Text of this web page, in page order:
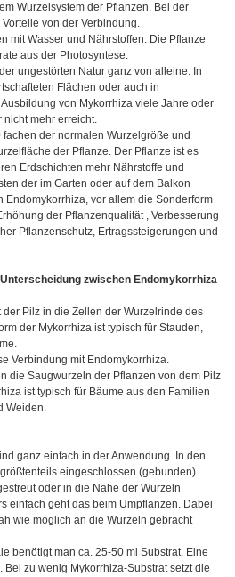
Wurzelsystem der Pflanzen. Bei der
von der Verbindung.
mit Wasser und Nährstoffen. Die Pflanze
aus der Photosyntese.
ungestörten Natur ganz von alleine. In
Flächen oder auch in
von Mykorrhiza viele Jahre oder
nicht mehr erreicht.
der normalen Wurzelgröße und
der Pflanze. Der Pflanze ist es
Erdschichten mehr Nährstoffe und
der im Garten oder auf dem Balkon
Endomykorrhiza, vor allem die Sonderform
der Pflanzenqualität , Verbesserung
Pflanzenschutz, Ertragssteigerungen und
zwischen Endomykorrhiza
der Pilz in die Zellen der Wurzelrinde des
der Mykorrhiza ist typisch für Stauden,
Verbindung mit Endomykorrhiza.
die Saugwurzeln der Pflanzen von dem Pilz
ist typisch für Bäume aus den Familien
Weiden.
ganz einfach in der Anwendung. In den
eingeschlossen (gebunden).
oder in die Nähe der Wurzeln
einfach geht das beim Umpflanzen. Dabei
wie möglich an die Wurzeln gebracht
benötigt man ca. 25-50 ml Substrat. Eine
zu wenig Mykorrhiza-Substrat setzt die